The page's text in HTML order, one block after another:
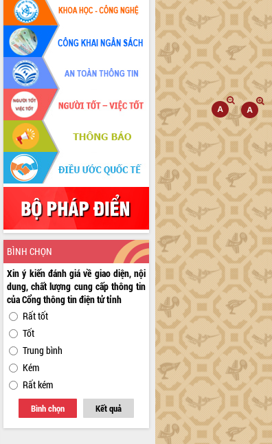
BÌNH CHỌN
Xin ý kiến đánh giá về giao diện, nội
dung, chất lượng cung cấp thông tin
của Cổng thông tin điện tử tỉnh
Rất tốt
Tốt
Trung bình
Kém
Rất kém
Bình chọn Kết quả